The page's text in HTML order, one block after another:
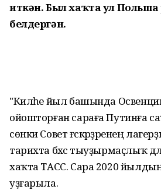
иткән. Был хаҡта ул
белдергән.
"Киләһе йыл башында
ойошторған сараға Путинға
сөнки Совет ғәскәрҙәренең
тарихта бәхәс тыуҙырмаҫлыҡ
хаҡта ТАСС. Сара 2020
уҙғарыла.